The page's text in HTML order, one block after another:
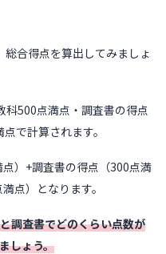
合得点を算出してみましょ
500点満点・調査書の得点
で計算されます。
）+調査書の得点（300点満
点）となります。
調査書でどのくらい点数が
しょう。